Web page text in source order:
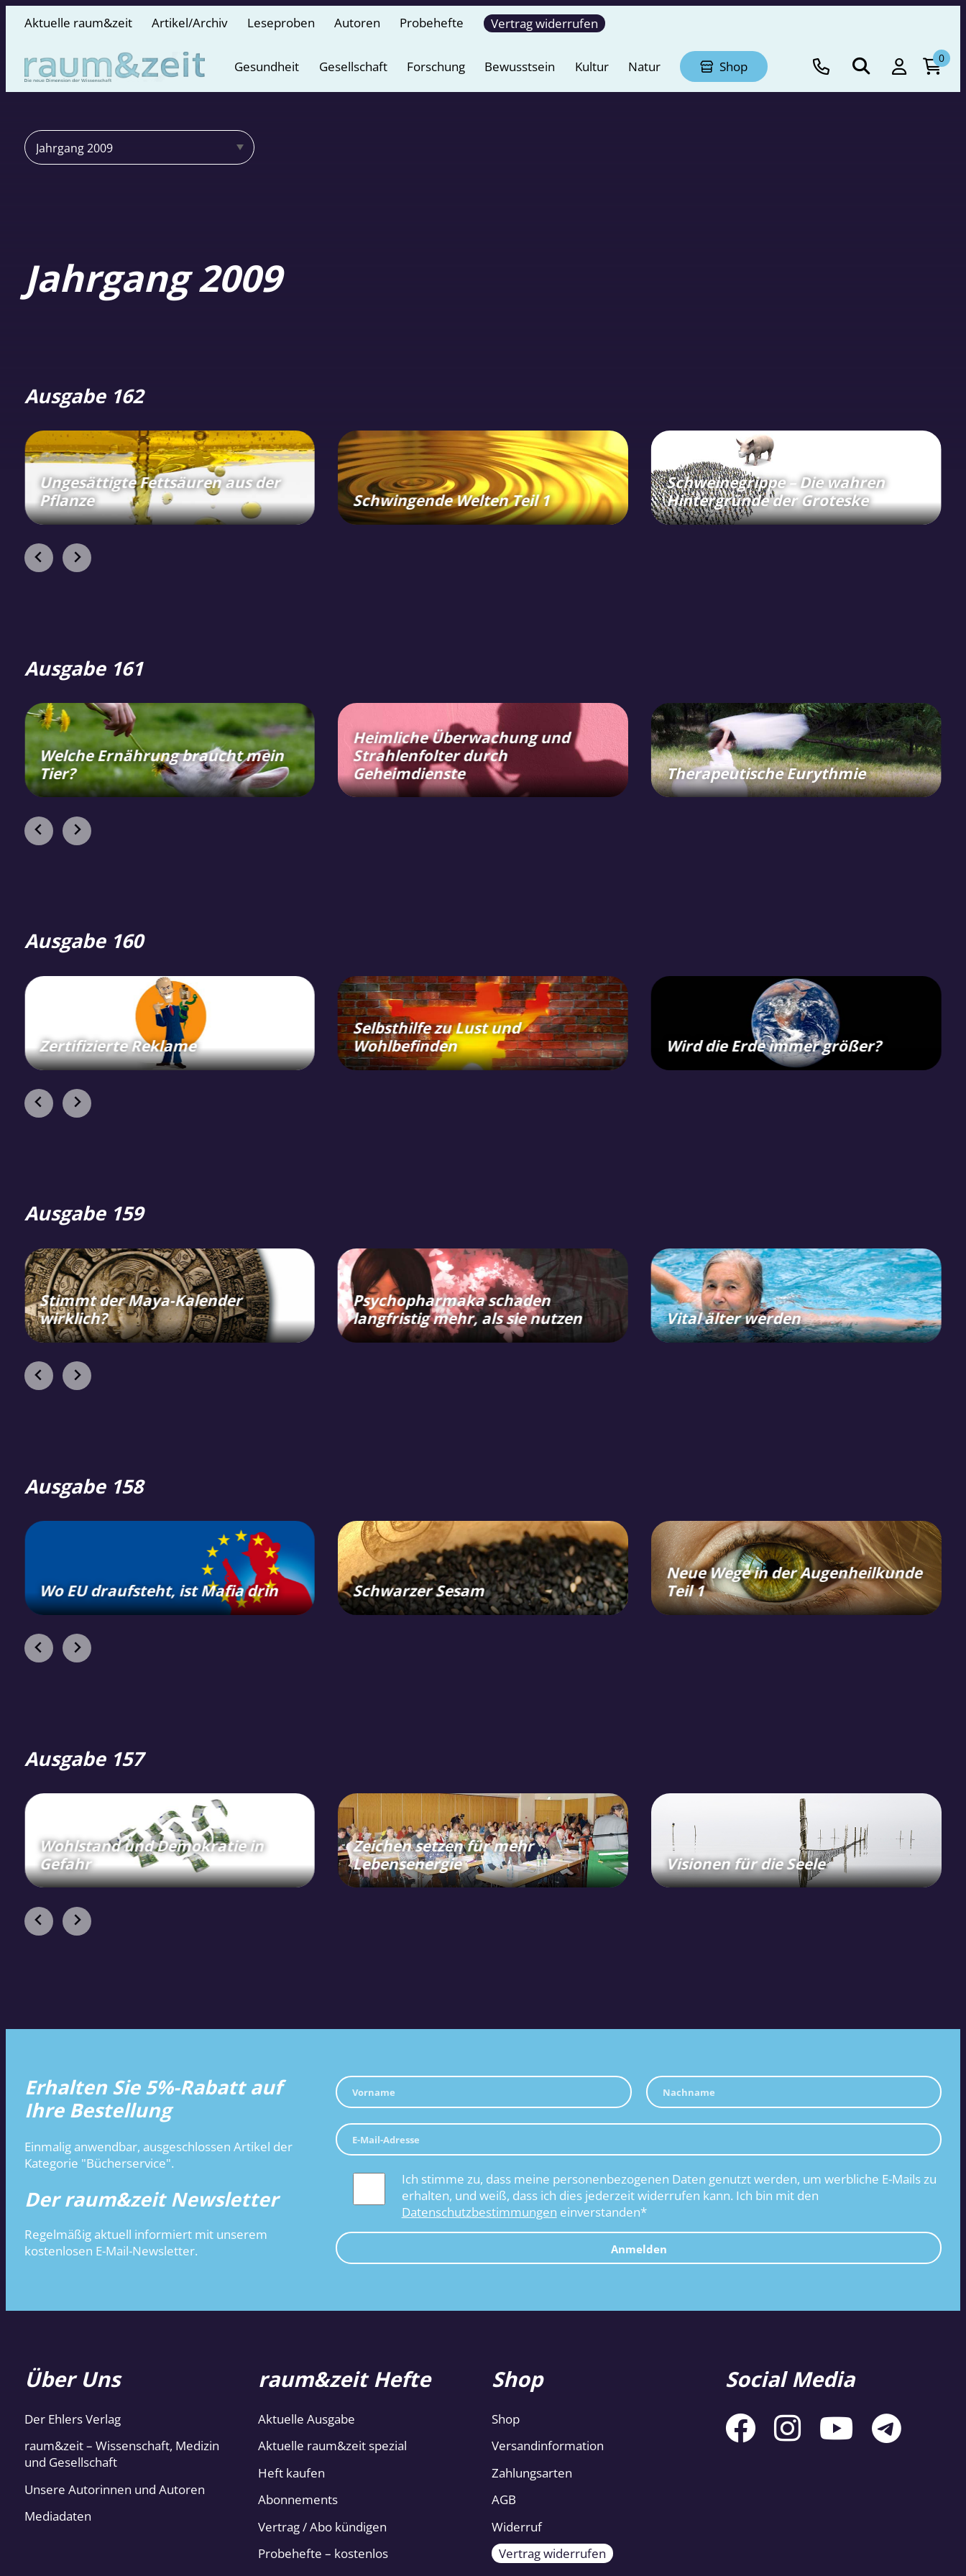
Aktuelle raum&zeit Artikel/Archiv Leseproben Autoren Probehefte Vertrag widerrufen
Gesundheit Gesellschaft Forschung Bewusstsein Kultur Natur Shop
0
Jahrgang 2009
Ausgabe 162
Ungesättigte Fettsäuren aus der
Pflanze
Schwingende Welten Teil 1
Schweinegrippe – Die wahren
Hintergründe der Groteske
Ausgabe 161
Welche Ernährung braucht mein
Tier?
Heimliche Überwachung und
Strahlenfolter durch
Geheimdienste
Therapeutische Eurythmie
Ausgabe 160
Zertifizierte Reklame
Selbsthilfe zu Lust und
Wohlbefinden
Wird die Erde immer größer?
Ausgabe 159
Stimmt der Maya-Kalender
wirklich?
Psychopharmaka schaden
langfristig mehr, als sie nutzen
Vital älter werden
Ausgabe 158
Wo EU draufsteht, ist Mafia drin Schwarzer Sesam
Neue Wege in der Augenheilkunde
Teil 1
Ausgabe 157
Wohlstand und Demokratie in
Gefahr
Zeichen setzen für mehr
Lebensenergie
Visionen für die Seele
Erhalten Sie 5%-Rabatt auf
Ihre Bestellung
Einmalig anwendbar, ausgeschlossen Artikel der
Kategorie "Bücherservice".
Der raum&zeit Newsletter
Regelmäßig aktuell informiert mit unserem
kostenlosen E-Mail-Newsletter.
Ich stimme zu, dass meine personenbezogenen Daten genutzt werden, um werbliche E-Mails zu
erhalten, und weiß, dass ich dies jederzeit widerrufen kann. Ich bin mit den
Datenschutzbestimmungen einverstanden*
Anmelden
Über Uns
Der Ehlers Verlag
raum&zeit – Wissenschaft, Medizin
und Gesellschaft
Unsere Autorinnen und Autoren
Mediadaten
raum&zeit Hefte
Aktuelle Ausgabe
Aktuelle raum&zeit spezial
Heft kaufen
Abonnements
Vertrag / Abo kündigen
Probehefte – kostenlos
Shop
Shop
Versandinformation
Zahlungsarten
AGB
Widerruf
Vertrag widerrufen
Social Media